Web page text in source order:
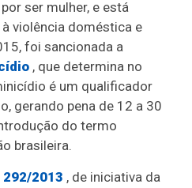
ser mulher, e está
violência doméstica e
foi sancionada a
, que determina no
é um qualificador
gerando pena de 12 a 30
do termo
brasileira.
292/2013 , de iniciativa da